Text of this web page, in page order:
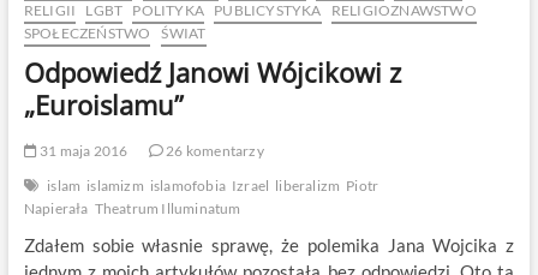
RELIGII
LGBT POLITYKA PUBLICYSTYKA
RELIGIOZNAWSTWO
SPOŁECZEŃSTWO
ŚWIAT
Odpowiedź Janowi Wójcikowi z
„Euroislamu”
31 maja 2016
26 komentarzy
islam islamizm islamofobia Izrael liberalizm Piotr
Napierała Theatrum Illuminatum
Zdałem sobie własnie sprawę, że polemika Jana Wojcika z